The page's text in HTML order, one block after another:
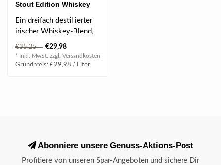
Stout Edition Whiskey
1.0 l 40% vol
Ein dreifach destillierter
irischer Whiskey-Blend,
der geduldig in irischen
Craf..
€35,25 €29,98
* Inkl. MwSt. zzgl. Versandkosten
Grundpreis: €29,98 / Liter
Abonniere unsere Genuss-Aktions-Post
Profitiere von unseren Spar-Angeboten und sichere Dir